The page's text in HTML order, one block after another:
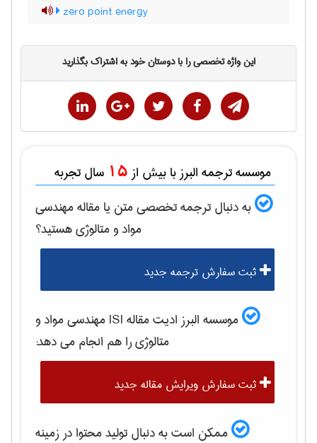
zero point energy
این واژه تخصصی را با دوستان خود به اشتراک بگذارید
موسسه ترجمه البرز با بیش از 15 سال تجربه
به دنبال ترجمه تخصصی متن یا مقالهمهندسی
مواد و متالوژیهستید؟
ثبت سفارش ترجمه جدید
موسسه البرز ادیت مقاله ISI
مهندسی مواد و
متالوژیرا هم انجام می دهد:
ثبت سفارش ویرایش مقاله جدید
ممکن است به دنبال تولید محتوا در زمینه